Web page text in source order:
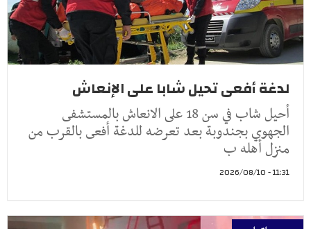
لدغة أفعى تحيل شابا على الإنعاش
أحيل شاب في سن 18 على الانعاش بالمستشفى
الجهوي بجندوبة بعد تعرضه للدغة أفعى بالقرب من
منزل أهله ب
11:31 - 2026/08/10